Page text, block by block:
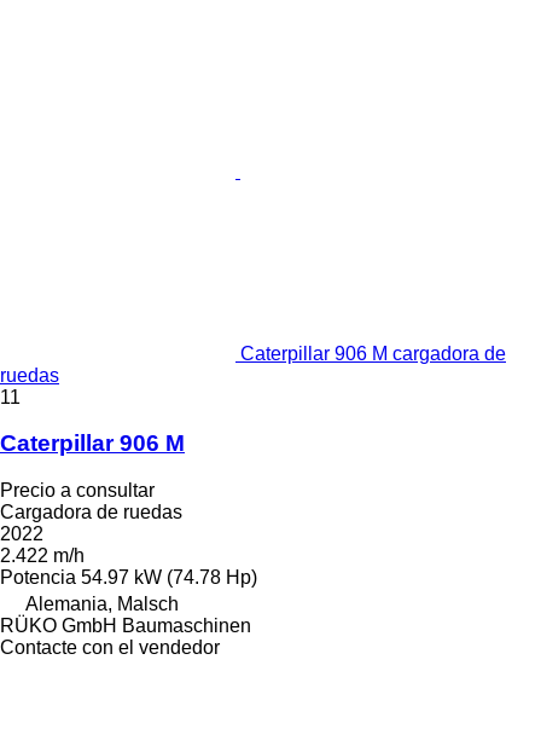
Caterpillar 906 M cargadora de
ruedas
11
Caterpillar 906 M
Precio a consultar
Cargadora de ruedas
2022
2.422 m/h
Potencia 54.97 kW (74.78 Hp)
Alemania, Malsch
RÜKO GmbH Baumaschinen
Contacte con el vendedor